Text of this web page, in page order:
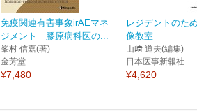
免疫関連有害事象irAEマネ
ジメント 膠原病科医の...
峯村 信嘉(著)
金芳堂
¥7,480
レジデントのた
像教室
山﨑 道夫(編集)
日本医事新報社
¥4,620